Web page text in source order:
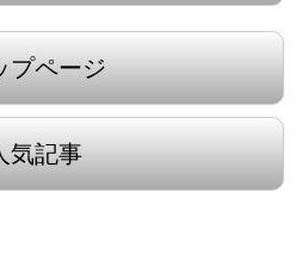
プページ
気記事